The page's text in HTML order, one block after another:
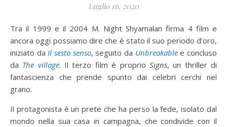
Luglio 16, 2020
Tra il 1999 e il 2004 M. Night Shyamalan firma 4 film e
ancora oggi possiamo dire che è stato il suo periodo d’oro,
iniziato daIl sesto senso, seguito da Unbreakablee concluso
da The village. Il terzo film è proprio Signs, un thriller di
fantascienza che prende spunto dai celebri cerchi nel
grano.
Il protagonista è un prete che ha perso la fede, isolato dal
mondo nella sua casa in campagna, che condivide con il